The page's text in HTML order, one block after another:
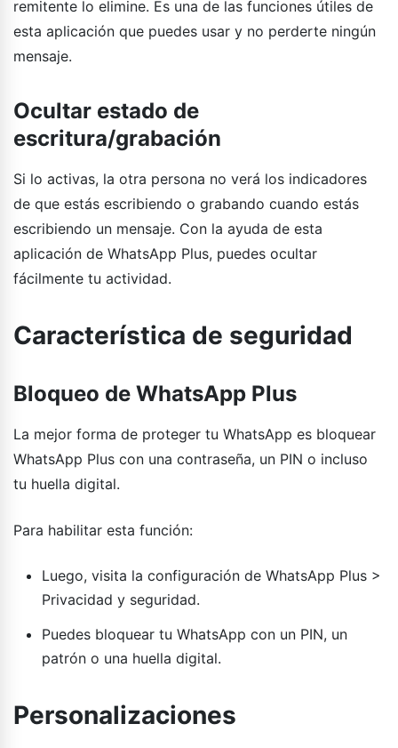
remitente lo elimine. Es una de las funciones útiles de
esta aplicación que puedes usar y no perderte ningún
mensaje.
Ocultar estado de
escritura/grabación
Si lo activas, la otra persona no verá los indicadores
de que estás escribiendo o grabando cuando estás
escribiendo un mensaje. Con la ayuda de esta
aplicación de WhatsApp Plus, puedes ocultar
fácilmente tu actividad.
Característica de seguridad
Bloqueo de WhatsApp Plus
La mejor forma de proteger tu WhatsApp es bloquear
WhatsApp Plus con una contraseña, un PIN o incluso
tu huella digital.
Para habilitar esta función:
Luego, visita la configuración de WhatsApp Plus >
Privacidad y seguridad.
Puedes bloquear tu WhatsApp con un PIN, un
patrón o una huella digital.
Personalizaciones